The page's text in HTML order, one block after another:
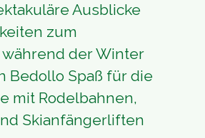
Ausblicke
zum
der Winter
Bedollo Spaß für die
mit Rodelbahnen,
Skianfängerliften